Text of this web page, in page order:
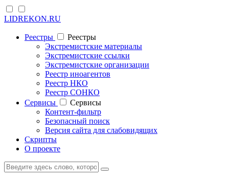
LIDREKON.RU
Реестры
Реестры
Экстремистские материалы
Экстремистские ссылки
Экстремистские организации
Реестр иноагентов
Реестр НКО
Реестр СОНКО
Cервисы
Cервисы
Контент-фильтр
Безопасный поиск
Версия сайта для слабовидящих
Скрипты
О проекте